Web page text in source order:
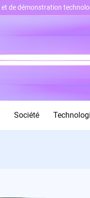
Société
de démonstration